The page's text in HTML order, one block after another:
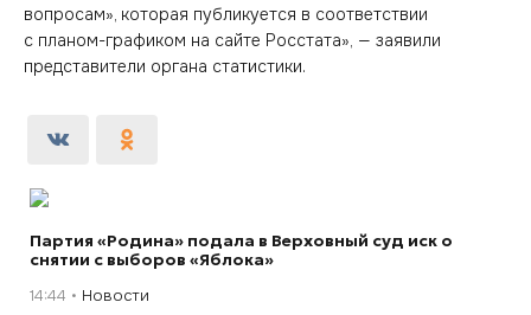
вопросам», которая публикуется в соответствии
с планом-графиком на сайте Росстата», — заявили
представители органа статистики.
Партия «Родина» подала в Верховный суд иск о
снятии с выборов «Яблока»
14:44 Новости